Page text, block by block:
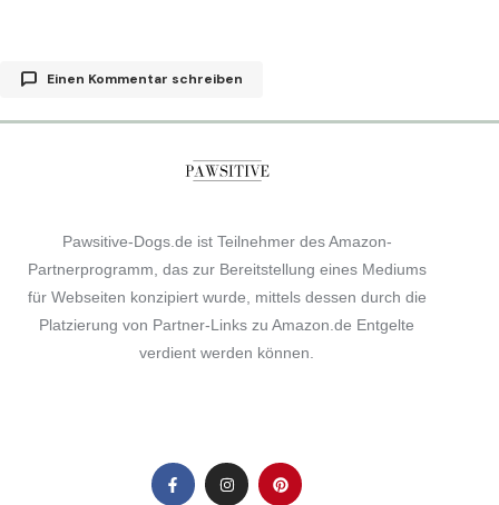
Einen Kommentar schreiben
Deine E-Mail-Adresse wird nicht veröffentlicht.
Pawsitive-Dogs.de ist Teilnehmer des Amazon-
Partnerprogramm, das zur Bereitstellung eines Mediums
für Webseiten konzipiert wurde, mittels dessen durch die
Platzierung von Partner-Links zu Amazon.de Entgelte
verdient werden können.